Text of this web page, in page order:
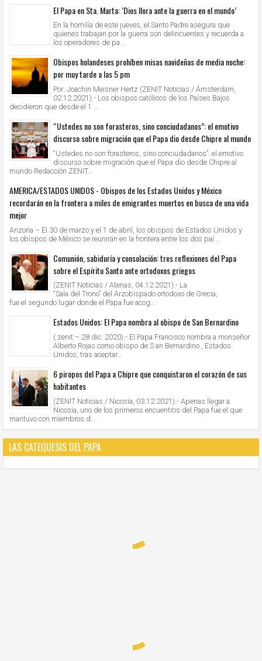
El Papa en Sta. Marta: ‘Dios llora ante la guerra en el mundo’
En la homilía de este jueves, el Santo Padre asegura que
quienes trabajan por la guerra son delincuentes y recuerda a
los operadores de pa...
Obispos holandeses prohíben misas navideñas de media noche:
por muy tarde a las 5 pm
Por: Joachin Meisner Hertz (ZENIT Noticias / Ámsterdam,
02.12.2021).- Los obispos católicos de los Países Bajos
decidieron que desde el 1 ...
“Ustedes no son forasteros, sino conciudadanos”: el emotivo
discurso sobre migración que el Papa dio desde Chipre al mundo
“Ustedes no son forasteros, sino conciudadanos”: el emotivo
discurso sobre migración que el Papa dio desde Chipre al
mundo Redacción ZENIT...
AMERICA/ESTADOS UNIDOS - Obispos de los Estados Unidos y México
recordarán en la frontera a miles de emigrantes muertos en busca de una vida
mejor
Arizona – El 30 de marzo y el 1 de abril, los obispos de Estados Unidos y
los obispos de México se reunirán en la frontera entre los dos paí...
Comunión, sabiduría y consolación: tres reflexiones del Papa
sobre el Espíritu Santo ante ortodoxos griegos
(ZENIT Noticias / Atenas, 04.12.2021).- La
“Sala del Trono” del Arzobispado ortodoxo de Grecia,
fue el segundo lugar donde el Papa fue acog...
Estados Unidos: El Papa nombra al obispo de San Bernardino
( zenit – 28 dic. 2020).- El Papa Francisco nombra a monseñor
Alberto Rojas como obispo de S an Bernardino , Estados
Unidos, tras aceptar...
6 piropos del Papa a Chipre que conquistaron el corazón de sus
habitantes
(ZENIT Noticias / Nicosia, 03.12.2021).- Apenas llegar a
Nicosia, uno de los primeros encuentros del Papa fue el que
mantuvo con miembros d...
LAS CATEQUESIS DEL PAPA